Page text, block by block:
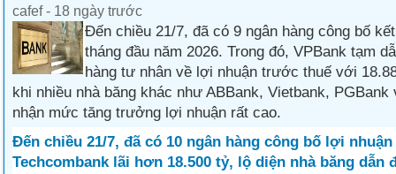
cafef - 18 ngày trước
Đến chiều 21/7, đã có 9 ngân hàng công bố
tháng đầu năm 2026. Trong đó, VPBank tạm
hàng tư nhân về lợi nhuận trước thuế với
khi nhiều nhà băng khác như ABBank, Vietbank, PGBank
nhận mức tăng trưởng lợi nhuận rất cao.
Đến chiều 21/7, đã có 10 ngân hàng công bố lợi
Techcombank lãi hơn 18.500 tỷ, lộ diện nhà băng dẫn